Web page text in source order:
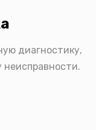
диагностику,
неисправности.